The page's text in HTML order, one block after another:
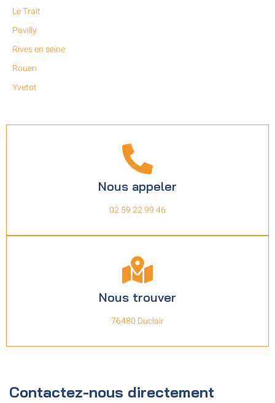
Le Trait
Pavilly
Rives en seine
Rouen
Yvetot
Nous appeler
02 59 22 99 46
Nous trouver
76480 Duclair
Contactez-nous directement